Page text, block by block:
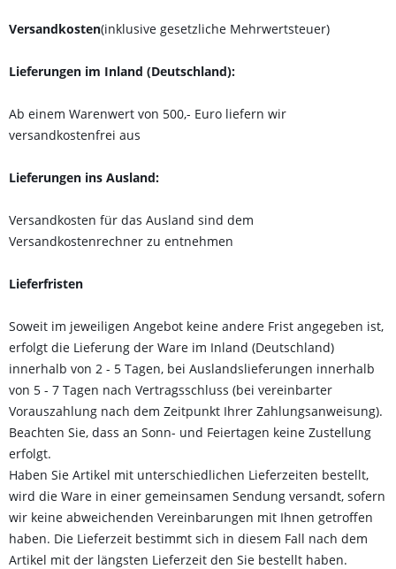
Versandkosten(inklusive gesetzliche Mehrwertsteuer)
Lieferungen im Inland (Deutschland):
Ab einem Warenwert von 500,- Euro liefern wir
versandkostenfrei aus
Lieferungen ins Ausland:
Versandkosten für das Ausland sind dem
Versandkostenrechner zu entnehmen
Lieferfristen
Soweit im jeweiligen Angebot keine andere Frist angegeben ist,
erfolgt die Lieferung der Ware im Inland (Deutschland)
innerhalb von 2 - 5 Tagen, bei Auslandslieferungen innerhalb
von 5 - 7 Tagen nach Vertragsschluss (bei vereinbarter
Vorauszahlung nach dem Zeitpunkt Ihrer Zahlungsanweisung).
Beachten Sie, dass an Sonn- und Feiertagen keine Zustellung
erfolgt.
Haben Sie Artikel mit unterschiedlichen Lieferzeiten bestellt,
wird die Ware in einer gemeinsamen Sendung versandt, sofern
wir keine abweichenden Vereinbarungen mit Ihnen getroffen
haben. Die Lieferzeit bestimmt sich in diesem Fall nach dem
Artikel mit der längsten Lieferzeit den Sie bestellt haben.